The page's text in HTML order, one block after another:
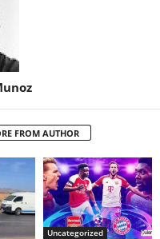
FROM AUTHOR
Uncategorized